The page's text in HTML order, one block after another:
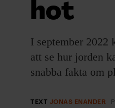
SHOP
hot
I september 2022
att se hur jorden
snabba fakta om
TEXT JONAS ENANDER